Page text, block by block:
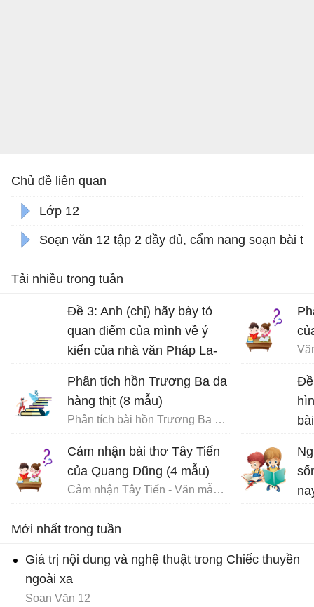
Chủ đề liên quan
Lớp 12
Soạn văn 12 tập 2 đầy đủ, cẩm nang soạn bài từ
Tải nhiều trong tuần
Đề 3: Anh (chị) hãy bày tỏ
quan điểm của mình về ý
kiến của nhà văn Pháp La-
nâng cao tinh thần ta lên và
gợi cho ta những tình cảm
cao quý và can đảm,...
Phân tích hồn Trương Ba da
hàng thịt (8 mẫu)
Phân tích bài hồn Trương Ba da hàng thịt - Văn mẫu 12
Cảm nhận bài thơ Tây Tiến
của Quang Dũng (4 mẫu)
Cảm nhận Tây Tiến - Văn mẫu 12
Đề
Mới nhất trong tuần
Giá trị nội dung và nghệ thuật trong Chiếc thuyền
ngoài xa
Soạn Văn 12